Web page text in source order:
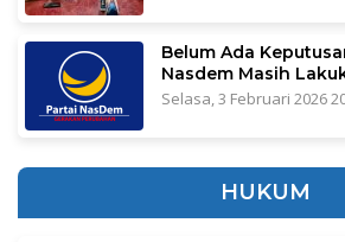
Belum Ada
Nasdem Masih
Selasa, 3 Februari 2026
HUKUM